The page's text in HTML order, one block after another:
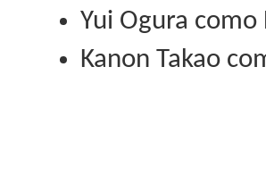
Yui Ogura como
Kanon Takao